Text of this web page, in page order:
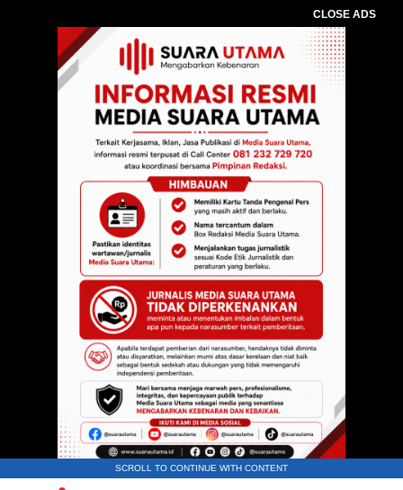
CLOSE ADS
SCROLL TO CONTINUE WITH CONTENT